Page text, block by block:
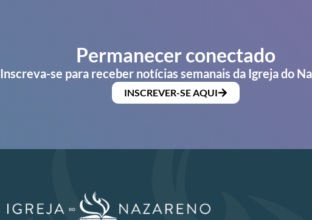
Permanecer conectado
Inscreva-se para receber notícias semanais da Igreja do
INSCREVER-SE AQUI